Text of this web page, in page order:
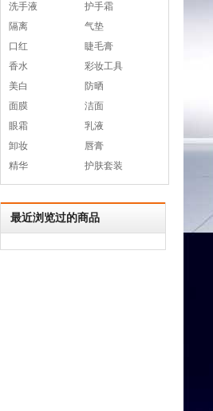
洗手液
护手霜
隔离
气垫
口红
睫毛膏
香水
彩妆工具
美白
防晒
面膜
洁面
眼霜
乳液
卸妆
唇膏
精华
护肤套装
最近浏览过的商品